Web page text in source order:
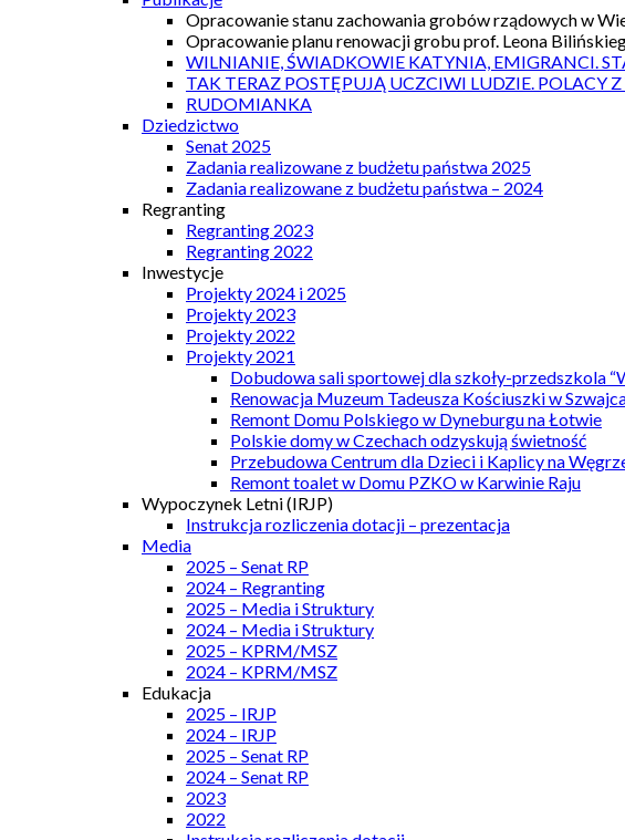
Opracowanie stanu zachowania grobów rządowych w
Opracowanie planu renowacji grobu prof. Leona
WILNIANIE, ŚWIADKOWIE KATYNIA, EMIGRANCI.
TAK TERAZ POSTĘPUJĄ UCZCIWI LUDZIE. POLACY
RUDOMIANKA
Dziedzictwo
Senat 2025
Zadania realizowane z budżetu państwa 2025
Zadania realizowane z budżetu państwa – 2024
Regranting
Regranting 2023
Regranting 2022
Inwestycje
Projekty 2024 i 2025
Projekty 2023
Projekty 2022
Projekty 2021
Dobudowa sali sportowej dla szkoły-przedszkola
Renowacja Muzeum Tadeusza Kościuszki w
Remont Domu Polskiego w Dyneburgu na Łotwie
Polskie domy w Czechach odzyskują świetność
Przebudowa Centrum dla Dzieci i Kaplicy na
Remont toalet w Domu PZKO w Karwinie Raju
Wypoczynek Letni (IRJP)
Instrukcja rozliczenia dotacji – prezentacja
Media
2025 – Senat RP
2024 – Regranting
2025 – Media i Struktury
2024 – Media i Struktury
2025 – KPRM/MSZ
2024 – KPRM/MSZ
Edukacja
2025 – IRJP
2024 – IRJP
2025 – Senat RP
2024 – Senat RP
2023
2022